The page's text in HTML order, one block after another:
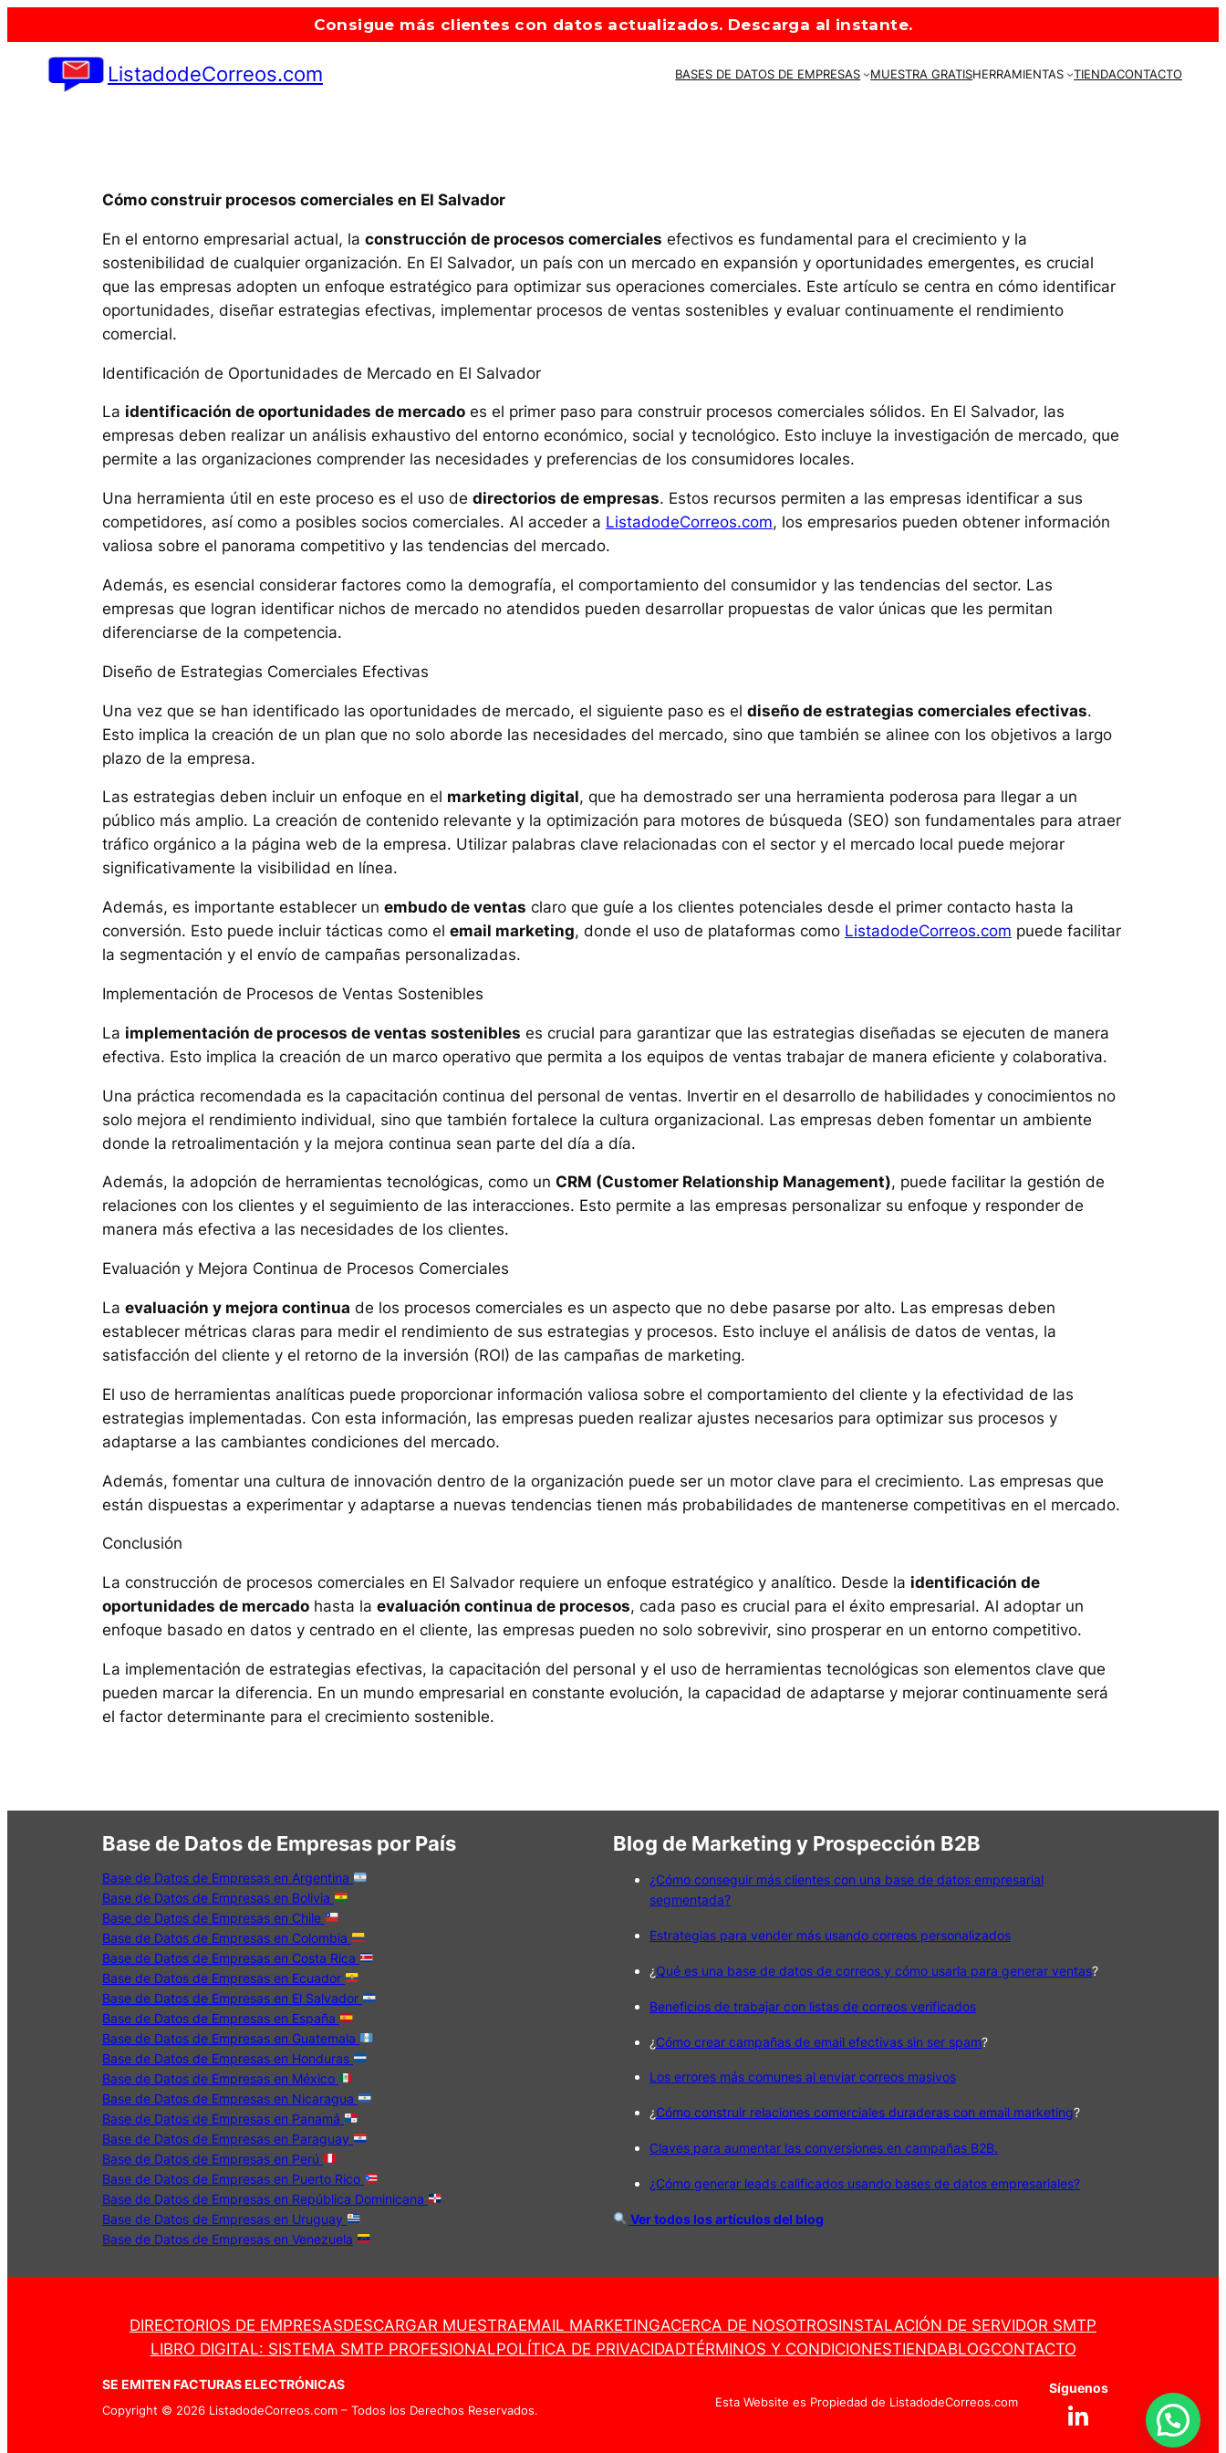
al
contenido
Consigue más clientes con datos actualizados. Descarga al instante.
ListadodeCorreos.com BASES DE DATOS DE EMPRESAS MUESTRA GRATISHERRAMIENTAS TIENDACONTACTO
Cómo construir procesos comerciales en El Salvador
En el entorno empresarial actual, la construcción de procesos comerciales efectivos es fundamental para el crecimiento y la
sostenibilidad de cualquier organización. En El Salvador, un país con un mercado en expansión y oportunidades emergentes, es crucial
que las empresas adopten un enfoque estratégico para optimizar sus operaciones comerciales. Este artículo se centra en cómo identificar
oportunidades, diseñar estrategias efectivas, implementar procesos de ventas sostenibles y evaluar continuamente el rendimiento
comercial.
Identificación de Oportunidades de Mercado en El Salvador
La identificación de oportunidades de mercado es el primer paso para construir procesos comerciales sólidos. En El Salvador, las
empresas deben realizar un análisis exhaustivo del entorno económico, social y tecnológico. Esto incluye la investigación de mercado, que
permite a las organizaciones comprender las necesidades y preferencias de los consumidores locales.
Una herramienta útil en este proceso es el uso de directorios de empresas. Estos recursos permiten a las empresas identificar a sus
competidores, así como a posibles socios comerciales. Al acceder a ListadodeCorreos.com, los empresarios pueden obtener información
valiosa sobre el panorama competitivo y las tendencias del mercado.
Además, es esencial considerar factores como la demografía, el comportamiento del consumidor y las tendencias del sector. Las
empresas que logran identificar nichos de mercado no atendidos pueden desarrollar propuestas de valor únicas que les permitan
diferenciarse de la competencia.
Diseño de Estrategias Comerciales Efectivas
Una vez que se han identificado las oportunidades de mercado, el siguiente paso es el diseño de estrategias comerciales efectivas.
Esto implica la creación de un plan que no solo aborde las necesidades del mercado, sino que también se alinee con los objetivos a largo
plazo de la empresa.
Las estrategias deben incluir un enfoque en el marketing digital, que ha demostrado ser una herramienta poderosa para llegar a un
público más amplio. La creación de contenido relevante y la optimización para motores de búsqueda (SEO) son fundamentales para atraer
tráfico orgánico a la página web de la empresa. Utilizar palabras clave relacionadas con el sector y el mercado local puede mejorar
significativamente la visibilidad en línea.
Además, es importante establecer un embudo de ventas claro que guíe a los clientes potenciales desde el primer contacto hasta la
conversión. Esto puede incluir tácticas como el email marketing, donde el uso de plataformas como ListadodeCorreos.com puede facilitar
la segmentación y el envío de campañas personalizadas.
Implementación de Procesos de Ventas Sostenibles
La implementación de procesos de ventas sostenibles es crucial para garantizar que las estrategias diseñadas se ejecuten de manera
efectiva. Esto implica la creación de un marco operativo que permita a los equipos de ventas trabajar de manera eficiente y colaborativa.
Una práctica recomendada es la capacitación continua del personal de ventas. Invertir en el desarrollo de habilidades y conocimientos no
solo mejora el rendimiento individual, sino que también fortalece la cultura organizacional. Las empresas deben fomentar un ambiente
donde la retroalimentación y la mejora continua sean parte del día a día.
Además, la adopción de herramientas tecnológicas, como un CRM (Customer Relationship Management), puede facilitar la gestión de
relaciones con los clientes y el seguimiento de las interacciones. Esto permite a las empresas personalizar su enfoque y responder de
manera más efectiva a las necesidades de los clientes.
Evaluación y Mejora Continua de Procesos Comerciales
La evaluación y mejora continua de los procesos comerciales es un aspecto que no debe pasarse por alto. Las empresas deben
establecer métricas claras para medir el rendimiento de sus estrategias y procesos. Esto incluye el análisis de datos de ventas, la
satisfacción del cliente y el retorno de la inversión (ROI) de las campañas de marketing.
El uso de herramientas analíticas puede proporcionar información valiosa sobre el comportamiento del cliente y la efectividad de las
estrategias implementadas. Con esta información, las empresas pueden realizar ajustes necesarios para optimizar sus procesos y
adaptarse a las cambiantes condiciones del mercado.
Además, fomentar una cultura de innovación dentro de la organización puede ser un motor clave para el crecimiento. Las empresas que
están dispuestas a experimentar y adaptarse a nuevas tendencias tienen más probabilidades de mantenerse competitivas en el mercado.
Conclusión
La construcción de procesos comerciales en El Salvador requiere un enfoque estratégico y analítico. Desde la identificación de
oportunidades de mercado hasta la evaluación continua de procesos, cada paso es crucial para el éxito empresarial. Al adoptar un
enfoque basado en datos y centrado en el cliente, las empresas pueden no solo sobrevivir, sino prosperar en un entorno competitivo.
La implementación de estrategias efectivas, la capacitación del personal y el uso de herramientas tecnológicas son elementos clave que
pueden marcar la diferencia. En un mundo empresarial en constante evolución, la capacidad de adaptarse y mejorar continuamente será
el factor determinante para el crecimiento sostenible.
Base de Datos de Empresas por País
Base de Datos de Empresas en Argentina
Base de Datos de Empresas en Bolivia
Base de Datos de Empresas en Chile
Base de Datos de Empresas en Colombia
Base de Datos de Empresas en Costa Rica
Base de Datos de Empresas en Ecuador
Base de Datos de Empresas en El Salvador
Base de Datos de Empresas en España
Base de Datos de Empresas en Guatemala
Base de Datos de Empresas en Honduras
Base de Datos de Empresas en México
Base de Datos de Empresas en Nicaragua
Base de Datos de Empresas en Panamá
Base de Datos de Empresas en Paraguay
Base de Datos de Empresas en Perú
Base de Datos de Empresas en Puerto Rico
Base de Datos de Empresas en República Dominicana
Base de Datos de Empresas en Uruguay
Base de Datos de Empresas en Venezuela
Blog de Marketing y Prospección B2B
¿Cómo conseguir más clientes con una base de datos empresarial
segmentada?
Estrategias para vender más usando correos personalizados
¿Qué es una base de datos de correos y cómo usarla para generar ventas?
Beneficios de trabajar con listas de correos verificados
¿Cómo crear campañas de email efectivas sin ser spam?
Los errores más comunes al enviar correos masivos
¿Cómo construir relaciones comerciales duraderas con email marketing?
Claves para aumentar las conversiones en campañas B2B.
¿Cómo generar leads calificados usando bases de datos empresariales?
Ver todos los artículos del blog
DIRECTORIOS DE EMPRESASDESCARGAR MUESTRAEMAIL MARKETINGACERCA DE NOSOTROSINSTALACIÓN DE SERVIDOR SMTP
LIBRO DIGITAL: SISTEMA SMTP PROFESIONALPOLÍTICA DE PRIVACIDADTÉRMINOS Y CONDICIONESTIENDABLOGCONTACTO
SE EMITEN FACTURAS ELECTRÓNICAS
Copyright © 2026 ListadodeCorreos.com – Todos los Derechos Reservados.
Esta Website es Propiedad de ListadodeCorreos.com
Síguenos